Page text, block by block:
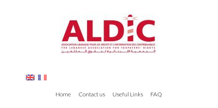
Home Contact us Useful Links FAQ